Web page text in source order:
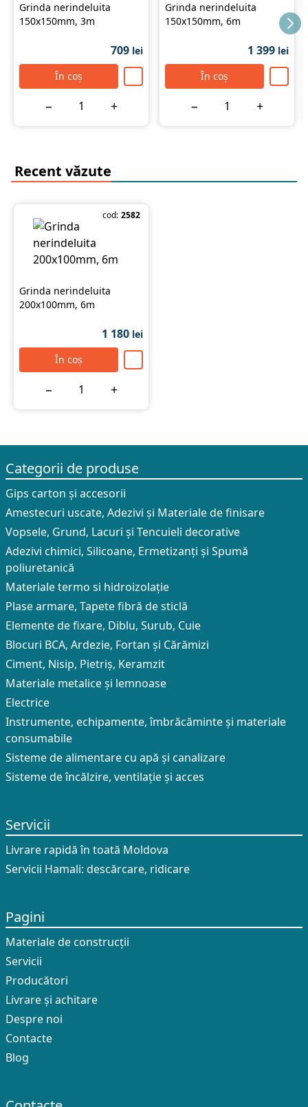
Grinda nerindeluita
150x150mm, 3m
709 lei
În coș
− +
Grinda nerindeluita
150x150mm, 6m
1 399 lei
În coș
− +
Recent văzute
cod: 2582
Grinda nerindeluita
200x100mm, 6m
1 180 lei
În coș
− +
Categorii de produse
Gips carton și accesorii
Amestecuri uscate, Adezivi şi Materiale de finisare
Vopsele, Grund, Lacuri și Tencuieli decorative
Adezivi chimici, Silicoane, Ermetizanți și Spumă
poliuretanică
Materiale termo si hidroizolație
Plase armare, Tapete fibră de sticlă
Elemente de fixare, Diblu, Surub, Cuie
Blocuri BCA, Ardezie, Fortan și Cărămizi
Ciment, Nisip, Pietriș, Keramzit
Materiale metalice și lemnoase
Electrice
Instrumente, echipamente, îmbrăcăminte și materiale
consumabile
Sisteme de alimentare cu apă și canalizare
Sisteme de încălzire, ventilație și acces
Servicii
Livrare rapidă în toată Moldova
Servicii Hamali: descărcare, ridicare
Pagini
Materiale de construcții
Servicii
Producători
Livrare și achitare
Despre noi
Contacte
Blog